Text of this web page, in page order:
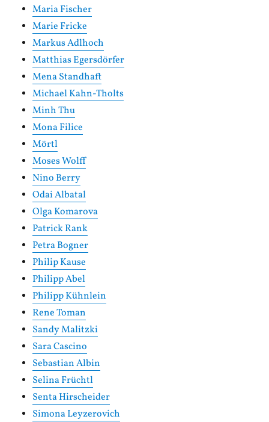
Maria Fischer
Marie Fricke
Markus Adlhoch
Matthias Egersdörfer
Mena Standhaft
Michael Kahn-Tholts
Minh Thu
Mona Filice
Mörtl
Moses Wolff
Nino Berry
Odai Albatal
Olga Komarova
Patrick Rank
Petra Bogner
Philip Kause
Philipp Abel
Philipp Kühnlein
Rene Toman
Sandy Malitzki
Sara Cascino
Sebastian Albin
Selina Früchtl
Senta Hirscheider
Simona Leyzerovich